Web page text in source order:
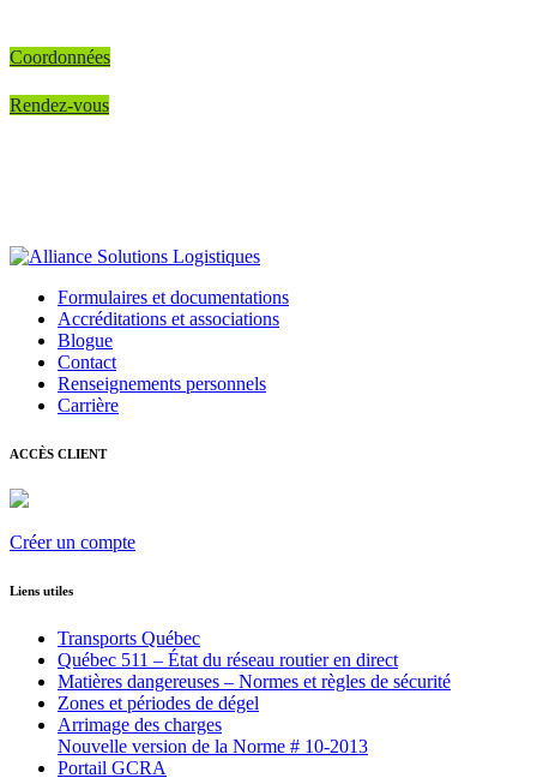
Coordonnées
Rendez-vous
Formulaires et documentations
Accréditations et associations
Blogue
Contact
Renseignements personnels
Carrière
ACCÈS CLIENT
Créer un compte
Liens utiles
Transports Québec
Québec 511 – État du réseau routier en direct
Matières dangereuses – Normes et règles de sécurité
Zones et périodes de dégel
Arrimage des charges
Nouvelle version de la Norme # 10-2013
Portail GCRA